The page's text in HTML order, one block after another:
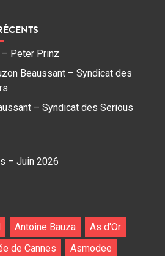
Peter Prinz
Beaussant – Syndicat des
– Syndicat des Serious
– Juin 2026
Antoine Bauza
As d'Or
de Cannes
Asmodee